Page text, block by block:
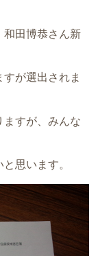
和田博恭さん新
が選出されま
ますが、みんな
思います。